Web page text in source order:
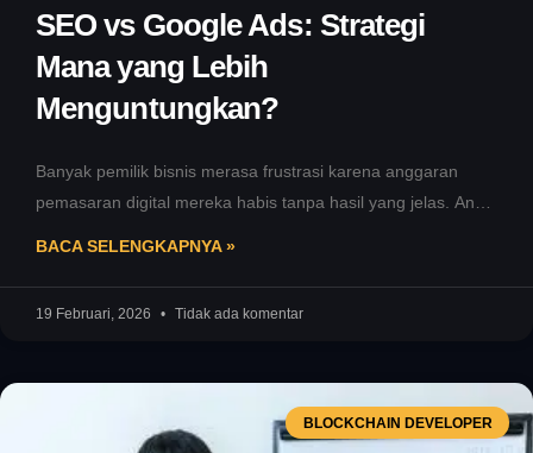
SEO vs Google Ads: Strategi
Mana yang Lebih
Menguntungkan?
Banyak pemilik bisnis merasa frustrasi karena anggaran
pemasaran digital mereka habis tanpa hasil yang jelas. Anda
BACA SELENGKAPNYA »
19 Februari, 2026 Tidak ada komentar
BLOCKCHAIN DEVELOPER